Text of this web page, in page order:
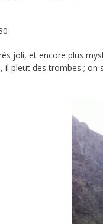
joli, et encore plus
il pleut des trombes ;